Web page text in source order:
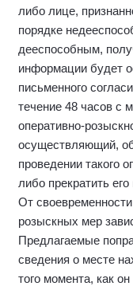
либо лице,
порядке
дееспособным,
информации будет
письменного
течение 48 часов с
оперативно-
осуществляющий,
проведении такого
либо прекратить
От
розыскных мер
Предлагаемые
сведения о месте
того момента, как